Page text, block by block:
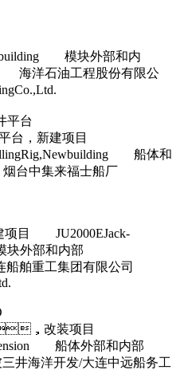
模块外部和内
洋石油工程股份有限公
平台
台，新建项目
船体和
台中集来福士船厂
建项目 JU2000EJack-
块外部和内部
船舶重工集团有限公司
，改装项目
船体外部和内部
井海洋开发/大连中远船务工